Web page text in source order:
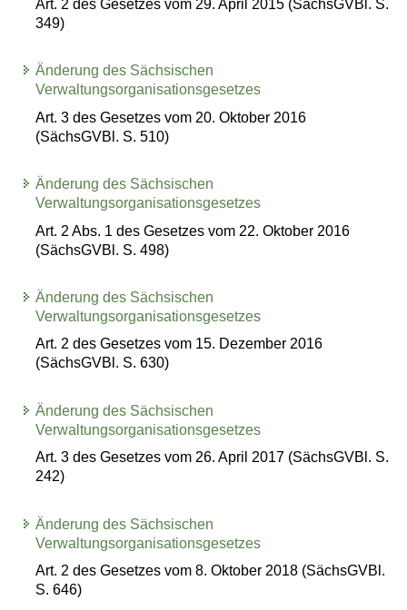
Art. 2 des Gesetzes vom 29. April 2015 (SächsGVBl. S.
349)
Änderung des Sächsischen
Verwaltungsorganisationsgesetzes
Art. 3 des Gesetzes vom 20. Oktober 2016
(SächsGVBl. S. 510)
Änderung des Sächsischen
Verwaltungsorganisationsgesetzes
Art. 2 Abs. 1 des Gesetzes vom 22. Oktober 2016
(SächsGVBl. S. 498)
Änderung des Sächsischen
Verwaltungsorganisationsgesetzes
Art. 2 des Gesetzes vom 15. Dezember 2016
(SächsGVBl. S. 630)
Änderung des Sächsischen
Verwaltungsorganisationsgesetzes
Art. 3 des Gesetzes vom 26. April 2017 (SächsGVBl. S.
242)
Änderung des Sächsischen
Verwaltungsorganisationsgesetzes
Art. 2 des Gesetzes vom 8. Oktober 2018 (SächsGVBl.
S. 646)